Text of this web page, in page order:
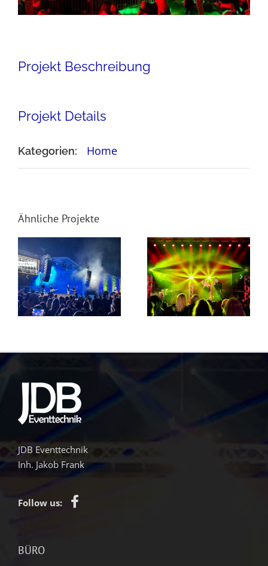
Projekt Beschreibung
Projekt Details
Kategorien: Home
Ähnliche Projekte
Home 2 Home 3
JDB Eventtechnik
Inh. Jakob Frank
Follow us:
BÜRO